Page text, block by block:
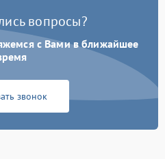
вопросы?
с Вами в ближайшее
звонок